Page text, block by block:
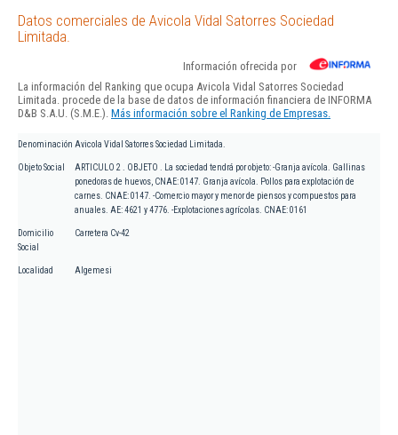
Datos comerciales de Avicola Vidal Satorres Sociedad
Limitada.
Información ofrecida por
La información del Ranking que ocupa Avicola Vidal Satorres Sociedad
Limitada. procede de la base de datos de información financiera de INFORMA
D&B S.A.U. (S.M.E.). Más información sobre el Ranking de Empresas.
Denominación Avicola Vidal Satorres Sociedad Limitada.
Objeto Social
ARTICULO 2 . OBJETO . La sociedad tendrá por objeto: -Granja avícola. Gallinas
ponedoras de huevos, CNAE: 0147. Granja avícola. Pollos para explotación de
carnes. CNAE: 0147. -Comercio mayor y menor de piensos y compuestos para
anuales. AE: 4621 y 4776. -Explotaciones agrícolas. CNAE: 0161
Domicilio
Social
Carretera Cv-42
Localidad Algemesi